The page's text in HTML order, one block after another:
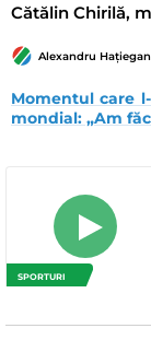
Cătălin Chirilă,
Alexandru
Momentul care
mondial: „Am
SPORTURI